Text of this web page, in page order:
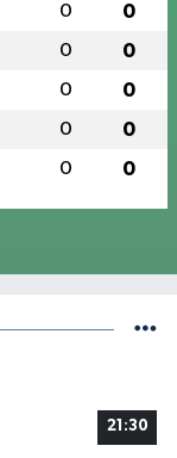
0 0
0 0
0 0
0 0
0 0
21:30